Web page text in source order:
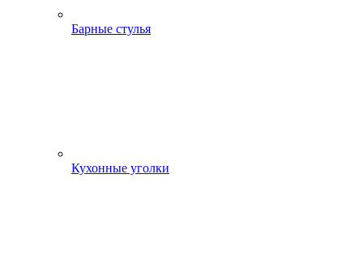
Барные стулья
Кухонные уголки